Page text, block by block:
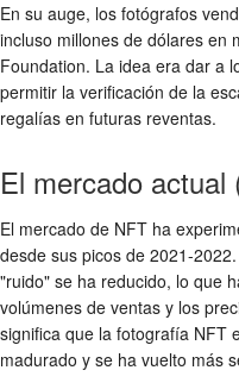
En su auge, los fotógrafos
incluso millones de dólares en
Foundation. La idea era dar a
permitir la verificación de la
regalías en futuras reventas.
El mercado actual
El mercado de NFT ha
desde sus picos de 2021-
"ruido" se ha reducido, lo que
volúmenes de ventas y los
significa que la fotografía NFT
madurado y se ha vuelto más